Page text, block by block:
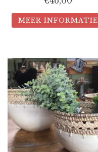
MEER INFORMATIE